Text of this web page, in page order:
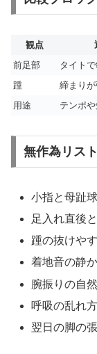
観点
前足部
タイト
踵
締まり
用途
テンポ
無作為リス
小指と母趾
足入れ直後
踵の抜けや
着地音の静
腕振りの自
呼吸の乱れ方
翌日の脚の